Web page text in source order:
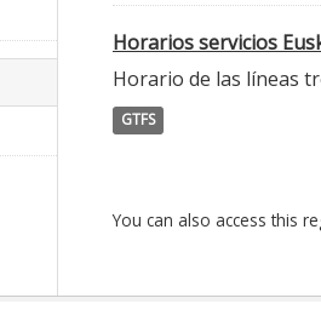
Horarios servicios
Horario de las líneas
GTFS
You can also access this